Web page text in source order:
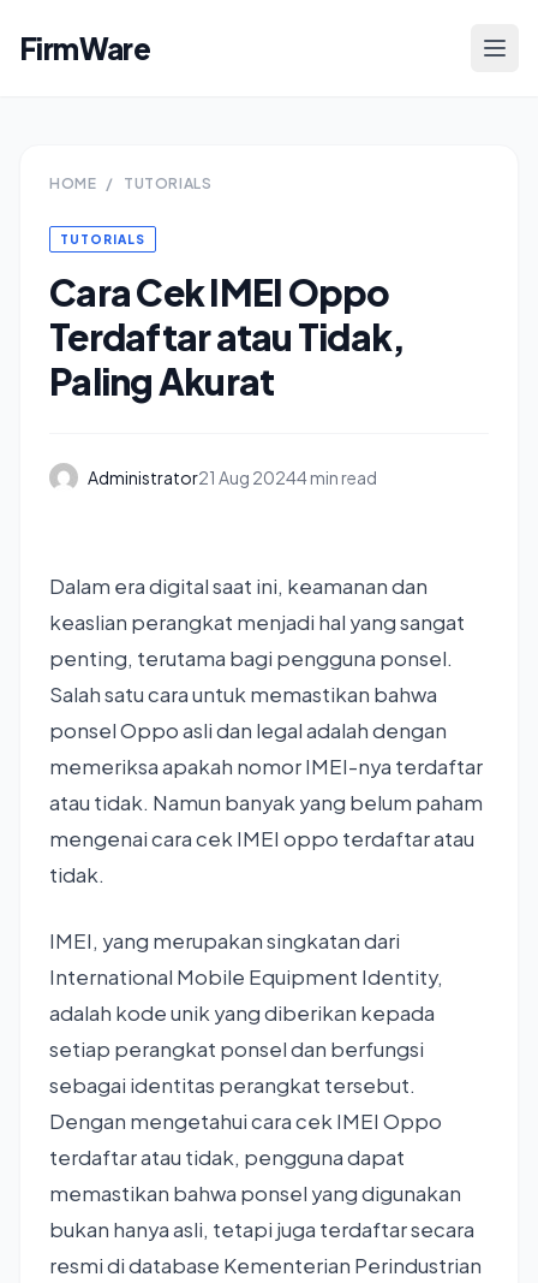
FirmWare
HOME / TUTORIALS
TUTORIALS
Cara Cek IMEI Oppo
Terdaftar atau Tidak,
Paling Akurat
Administrator21 Aug 20244 min read
Dalam era digital saat ini, keamanan dan
keaslian perangkat menjadi hal yang sangat
penting, terutama bagi pengguna ponsel.
Salah satu cara untuk memastikan bahwa
ponsel Oppo asli dan legal adalah dengan
memeriksa apakah nomor IMEI-nya terdaftar
atau tidak. Namun banyak yang belum paham
mengenai cara cek IMEI oppo terdaftar atau
tidak.
IMEI, yang merupakan singkatan dari
International Mobile Equipment Identity,
adalah kode unik yang diberikan kepada
setiap perangkat ponsel dan berfungsi
sebagai identitas perangkat tersebut.
Dengan mengetahui cara cek IMEI Oppo
terdaftar atau tidak, pengguna dapat
memastikan bahwa ponsel yang digunakan
bukan hanya asli, tetapi juga terdaftar secara
resmi di database Kementerian Perindustrian